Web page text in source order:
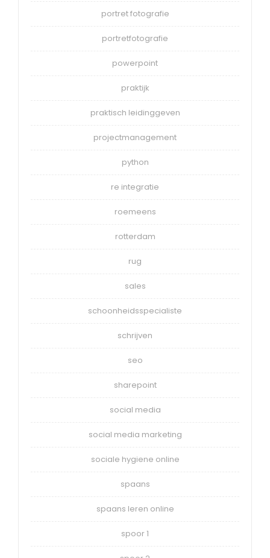
portret fotografie
portretfotografie
powerpoint
praktijk
praktisch leidinggeven
projectmanagement
python
re integratie
roemeens
rotterdam
rug
sales
schoonheidsspecialiste
schrijven
seo
sharepoint
social media
social media marketing
sociale hygiene online
spaans
spaans leren online
spoor 1